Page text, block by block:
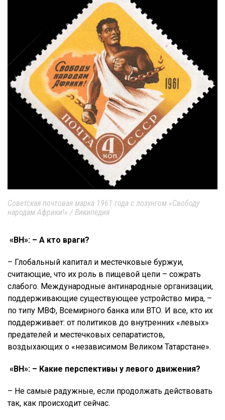
Советская почтовая марка 1961 года с лозунгом «Свободу
народам Африки!» / Википедия
«ВН»: – А кто враги?
– Глобальный капитал и местечковые буржуи,
считающие, что их роль в пищевой цепи – сожрать
слабого. Международные антинародные организации,
поддерживающие существующее устройство мира, –
по типу МВФ, Всемирного банка или ВТО. И все, кто их
поддерживает: от политиков до внутренних «левых»
предателей и местечковых сепаратистов,
воздыхающих о «независимом Великом Татарстане».
«ВН»: – Какие перспективы у левого движения?
– Не самые радужные, если продолжать действовать
так, как происходит сейчас.